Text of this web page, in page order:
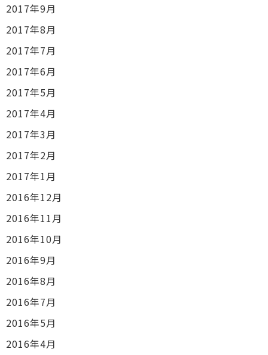
2017年9月
2017年8月
2017年7月
2017年6月
2017年5月
2017年4月
2017年3月
2017年2月
2017年1月
2016年12月
2016年11月
2016年10月
2016年9月
2016年8月
2016年7月
2016年5月
2016年4月